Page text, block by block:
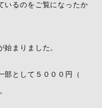
るのをご覧になったか
まりました。
として５０００円（